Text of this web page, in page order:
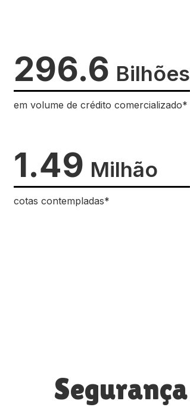
296.6 Bilhões
em volume de crédito comercializado*
1.49 Milhão
cotas contempladas*
Segurança